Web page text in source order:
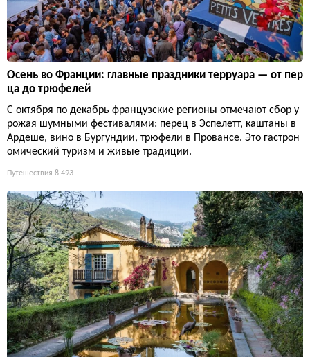
Осень во Франции: главные праздники терруара — от пер
ца до трюфелей
С октября по декабрь французские регионы отмечают сбор у
рожая шумными фестивалями: перец в Эспелетт, каштаны в
Ардеше, вино в Бургундии, трюфели в Провансе. Это гастрон
омический туризм и живые традиции.
Путешествия 8 493